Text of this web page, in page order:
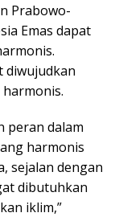
Prabowo-
Emas dapat
diwujudkan
peran dalam
harmonis
sejalan dengan
dibutuhkan
iklim,”